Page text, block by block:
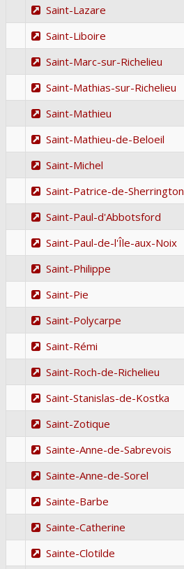
Saint-Lazare
Saint-Liboire
Saint-Marc-sur-Richelieu
Saint-Mathias-sur-Richelieu
Saint-Mathieu
Saint-Mathieu-de-Beloeil
Saint-Michel
Saint-Patrice-de-Sherrington
Saint-Paul-d'Abbotsford
Saint-Paul-de-l'Île-aux-Noix
Saint-Philippe
Saint-Pie
Saint-Polycarpe
Saint-Rémi
Saint-Roch-de-Richelieu
Saint-Stanislas-de-Kostka
Saint-Zotique
Sainte-Anne-de-Sabrevois
Sainte-Anne-de-Sorel
Sainte-Barbe
Sainte-Catherine
Sainte-Clotilde